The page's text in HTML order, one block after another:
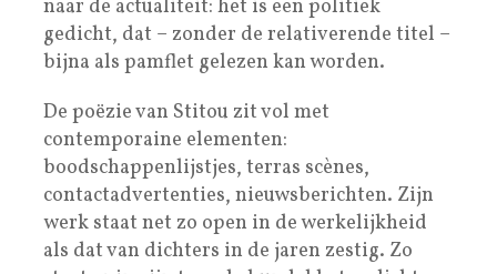
naar de actualiteit: het is een politiek
gedicht, dat – zonder de relativerende titel –
bijna als pamflet gelezen kan worden.
De poëzie van Stitou zit vol met
contemporaine elementen:
boodschappenlijstjes, terras scènes,
contactadvertenties, nieuwsberichten. Zijn
werk staat net zo open in de werkelijkheid
als dat van dichters in de jaren zestig. Zo